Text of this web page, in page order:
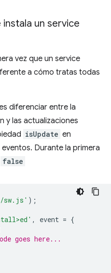
un service
vez que un service
a cómo tratas todas
diferenciar entre la
y las actualizaciones
isUpdate en
Durante la primera
false
sw.js' );
, event = {
goes here...